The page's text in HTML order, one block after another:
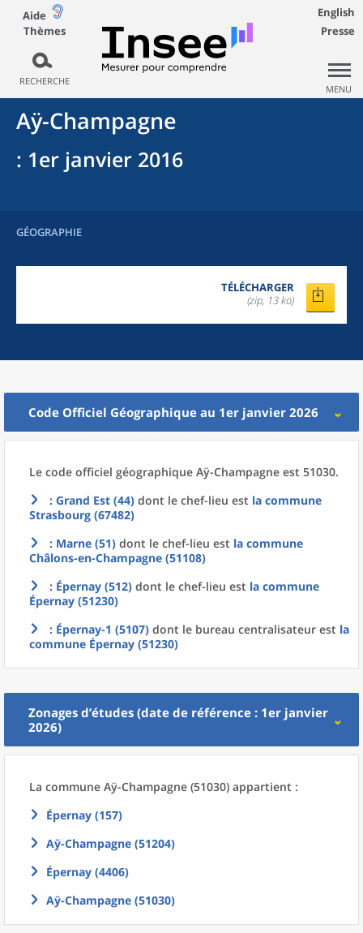
Aide
Thèmes
RECHERCHE
English
Presse
MENU
Aÿ-Champagne
: 1er janvier 2016
GÉOGRAPHIE
TÉLÉCHARGER
(zip, 13 ko)
Code Officiel Géographique au 1er janvier 2026
Le code officiel géographique Aÿ-Champagne est 51030.
: Grand Est (44) dont le chef-lieu est la commune
Strasbourg (67482)
: Marne (51) dont le chef-lieu est la commune
Châlons-en-Champagne (51108)
: Épernay (512) dont le chef-lieu est la commune
Épernay (51230)
: Épernay-1 (5107) dont le bureau centralisateur est la
commune Épernay (51230)
Zonages d’études (date de référence : 1er janvier
2026)
La commune Aÿ-Champagne (51030) appartient :
Épernay (157)
Aÿ-Champagne (51204)
Épernay (4406)
Aÿ-Champagne (51030)